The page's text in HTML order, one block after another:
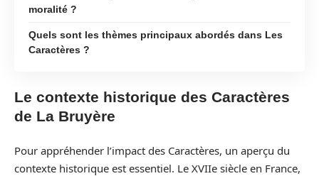
moralité ?
Quels sont les thèmes principaux abordés dans Les
Caractères ?
Le contexte historique des Caractères
de La Bruyère
Pour appréhender l’impact des Caractères, un aperçu du
contexte historique est essentiel. Le XVIIe siècle en France,